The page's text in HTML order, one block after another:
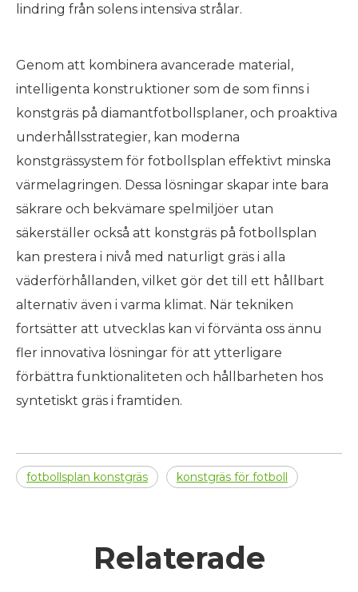
lindring från solens intensiva strålar.
Genom att kombinera avancerade material,
intelligenta konstruktioner som de som finns i
konstgräs på diamantfotbollsplaner, och proaktiva
underhållsstrategier, kan moderna
konstgrässystem för fotbollsplan effektivt minska
värmelagringen. Dessa lösningar skapar inte bara
säkrare och bekvämare spelmiljöer utan
säkerställer också att konstgräs på fotbollsplan
kan prestera i nivå med naturligt gräs i alla
väderförhållanden, vilket gör det till ett hållbart
alternativ även i varma klimat. När tekniken
fortsätter att utvecklas kan vi förvänta oss ännu
fler innovativa lösningar för att ytterligare
förbättra funktionaliteten och hållbarheten hos
syntetiskt gräs i framtiden.
fotbollsplan konstgräs konstgräs för fotboll
Relaterade